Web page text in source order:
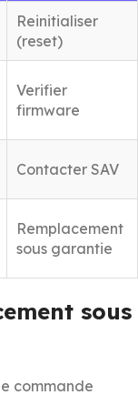
Reinitialiser
(reset)
Verifier
firmware
Contacter SAV
Remplacement
sous garantie
sous
commande